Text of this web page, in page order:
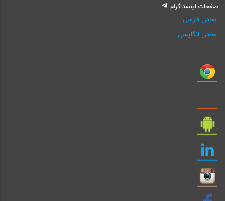
صفحات اینستاگرام
بخش فارسی
بخش انگلیسی